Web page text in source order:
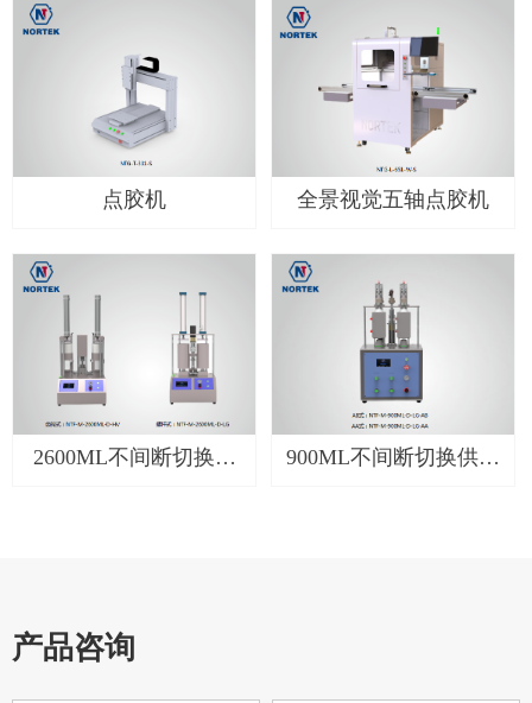
产品咨询
点胶机 全景视觉五轴点胶机
2600ML不间断切换供
900ML不间断切换供胶